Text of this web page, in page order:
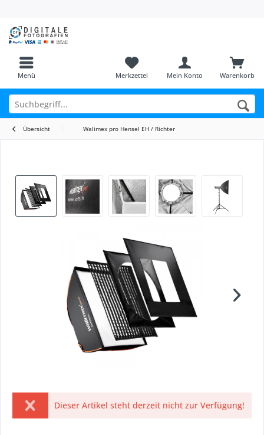
Menü Warenkorb
Merkzettel Mein Konto
Übersicht Walimex pro Hensel EH / Richter
Dieser Artikel steht derzeit nicht zur Verfügung!